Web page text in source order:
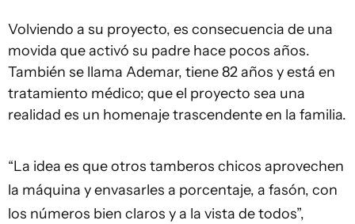
Volviendo a su proyecto, es consecuencia de una
movida que activó su padre hace pocos años.
También se llama Ademar, tiene 82 años y está en
tratamiento médico; que el proyecto sea una
realidad es un homenaje trascendente en la familia.
“La idea es que otros tamberos chicos aprovechen
la máquina y envasarles a porcentaje, a fasón, con
los números bien claros y a la vista de todos”,